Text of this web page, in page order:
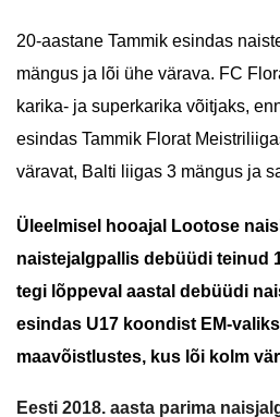
20-aastane Tammik esindas
mängus ja lõi ühe värava. FC
karika- ja superkarika võitjaks,
esindas Tammik Florat
väravat, Balti liigas 3 mängus ja
Üleelmisel hooajal Lootose
naistejalgpallis debüüdi teinud
tegi lõppeval aastal debüüdi
esindas U17 koondist EM-
maavõistlustes, kus lõi kolm
Eesti 2018. aasta parima